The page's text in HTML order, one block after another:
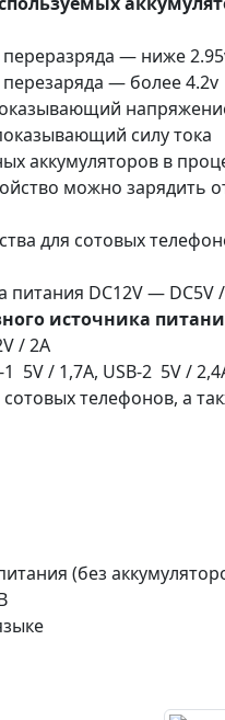
— ниже
— более 4.2v
силу тока
аккумуляторов в
можно зарядить
для сотовых
DC12V — DC5V
источника
/ 2A
5V / 1,7A, USB-2 5V /
телефонов, а
(без